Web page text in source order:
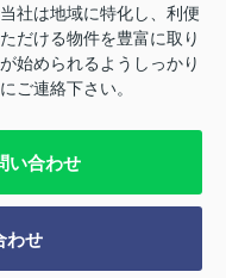
社は地域に特化し、利便
だける物件を豊富に取り
始められるようしっかり
ご連絡下さい。
い合わせ
わせ